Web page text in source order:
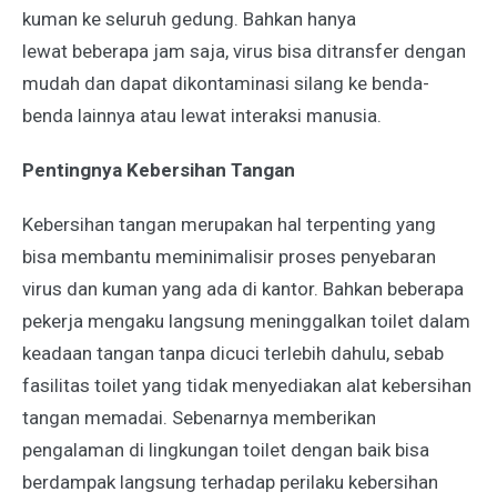
kuman ke seluruh gedung. Bahkan hanya
lewat beberapa jam saja, virus bisa ditransfer dengan
mudah dan dapat dikontaminasi silang ke benda-
benda lainnya atau lewat interaksi manusia.
Pentingnya Kebersihan Tangan
Kebersihan tangan merupakan hal terpenting yang
bisa membantu meminimalisir proses penyebaran
virus dan kuman yang ada di kantor. Bahkan beberapa
pekerja mengaku langsung meninggalkan toilet dalam
keadaan tangan tanpa dicuci terlebih dahulu, sebab
fasilitas toilet yang tidak menyediakan alat kebersihan
tangan memadai. Sebenarnya memberikan
pengalaman di lingkungan toilet dengan baik bisa
berdampak langsung terhadap perilaku kebersihan